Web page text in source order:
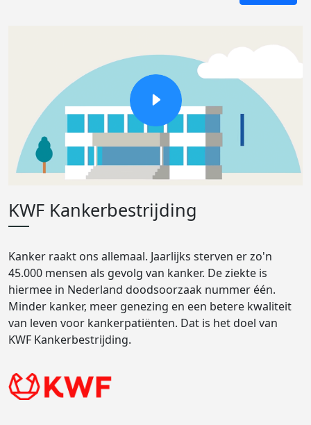
KWF Kankerbestrijding
Kanker raakt ons allemaal. Jaarlijks sterven er zo'n
45.000 mensen als gevolg van kanker. De ziekte is
hiermee in Nederland doodsoorzaak nummer één.
Minder kanker, meer genezing en een betere kwaliteit
van leven voor kankerpatiënten. Dat is het doel van
KWF Kankerbestrijding.